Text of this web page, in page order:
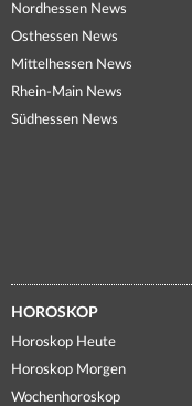
Nordhessen News
Osthessen News
Mittelhessen News
Rhein-Main News
Südhessen News
HOROSKOP
Horoskop Heute
Horoskop Morgen
Wochenhoroskop